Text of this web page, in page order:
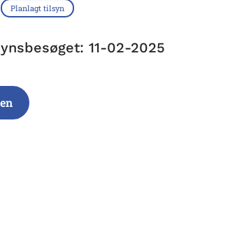
Planlagt tilsyn
11-02-2025